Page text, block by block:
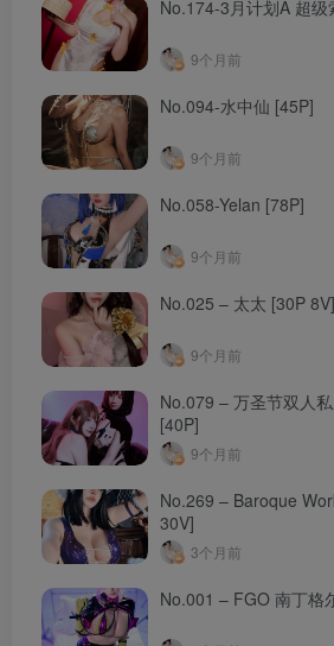
No.174-3月计划A 超
9个月前
No.094-水中仙 [45P]
9个月前
No.058-Yelan [78P]
9个月前
No.025 – 太太 [30P 8V]
9个月前
No.079 – 万圣节双人
[40P]
9个月前
No.269 – Baroque
30V]
3个月前
No.001 – FGO 南丁格